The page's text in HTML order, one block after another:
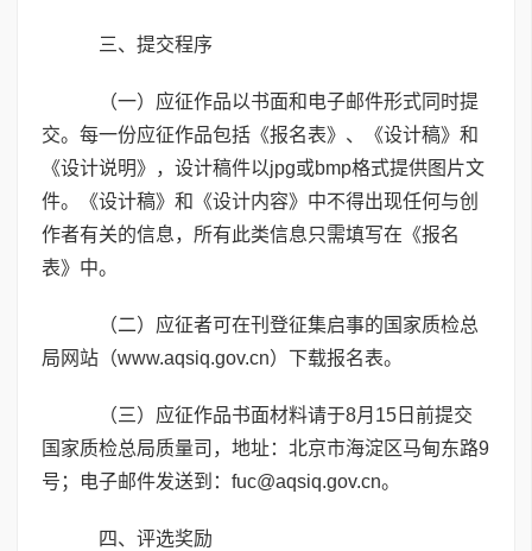
三、提交程序
（一）应征作品以书面和电子邮件形式同时提
交。每一份应征作品包括《报名表》、《设计稿》和
《设计说明》，设计稿件以jpg或bmp格式提供图片文
件。《设计稿》和《设计内容》中不得出现任何与创
作者有关的信息，所有此类信息只需填写在《报名
表》中。
（二）应征者可在刊登征集启事的国家质检总
局网站（www.aqsiq.gov.cn）下载报名表。
（三）应征作品书面材料请于8月15日前提交
国家质检总局质量司，地址：北京市海淀区马甸东路9
号；电子邮件发送到：fuc@aqsiq.gov.cn。
四、评选奖励